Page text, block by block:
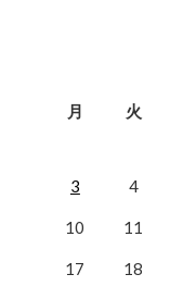
月 火
3 4
10 11
17 18